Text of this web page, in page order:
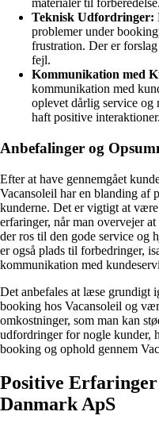
materialer til forberedelse.
Teknisk Udfordringer:
problemer under
frustration. Der er
fejl.
Kommunikation med
kommunikation med
oplevet dårlig service og
haft positive interaktioner.
Anbefalinger og
Efter at have gennemgået
Vacansoleil har en blanding af
kunderne. Det er vigtigt at
erfaringer, når man overvejer
der ros til den gode service og
er også plads til forbedringer,
kommunikation med
Det anbefales at læse grundigt
booking hos Vacansoleil og
omkostninger, som man kan
udfordringer for nogle kunder,
booking og ophold gennem
Positive Erfaringer
Danmark ApS